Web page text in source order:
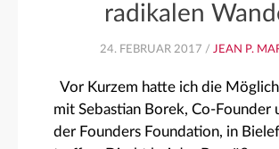
radikalen
24. FEBRUAR 2017 / JEAN P.
Vor Kurzem hatte ich die
mit Sebastian Borek, Co-Founder
der Founders Foundation, in